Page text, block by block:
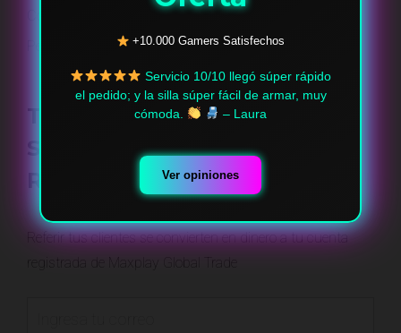
+10.000 Gamers Satisfechos
Servicio 10/10 llegó súper rápido
el pedido; y la silla súper fácil de armar, muy
cómoda.
– Laura
Ver opiniones
Trabaja Con Nosotros
Suscríbete a Nuestro Plan
Referidos y Gana
Referir tus clientes se convierten en dinero a tu cuenta
registrada de Maxplay Global Trade